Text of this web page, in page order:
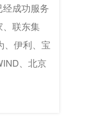
成功服务
联东集
、伊利、宝
、北京